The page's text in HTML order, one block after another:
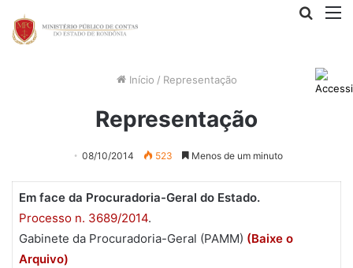
Início / Representação
Representação
08/10/2014 523 Menos de um minuto
Em face da Procuradoria-Geral do Estado.
Processo n. 3689/2014.
Gabinete da Procuradoria-Geral (PAMM) (Baixe o
Arquivo)